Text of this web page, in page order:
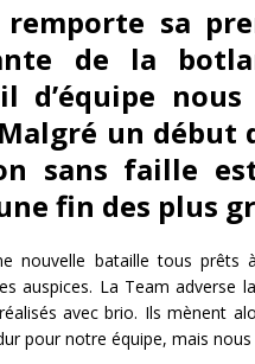
remporte sa
de la
d’équipe
un début
sans faille
fin des plus
nouvelle bataille tous
auspices. La Team adverse
avec brio. Ils mènent
pour notre équipe, mais